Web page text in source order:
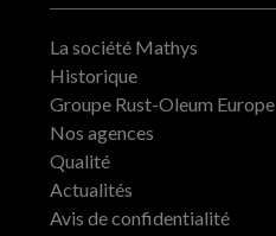
La société Mathys
Historique
Groupe Rust-Oleum Europe
Nos agences
Qualité
Actualités
Avis de confidentialité